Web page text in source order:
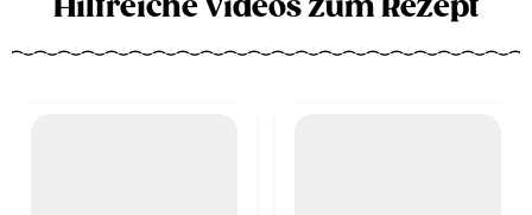
Hilfreiche Videos zum Rezept